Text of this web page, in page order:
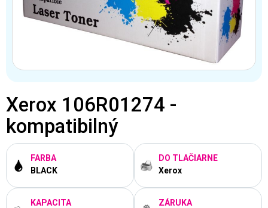
Xerox 106R01274 -
kompatibilný
FARBA
BLACK
DO TLAČIARNE
Xerox
KAPACITA
ZÁRUKA